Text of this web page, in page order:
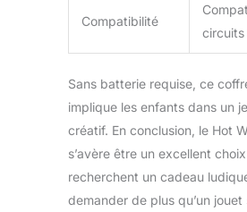
Compatibilité
circuits
Sans batterie requise, ce
implique les enfants dans un
créatif. En conclusion, le Hot
s’avère être un excellent
recherchent un cadeau
demander de plus qu’un